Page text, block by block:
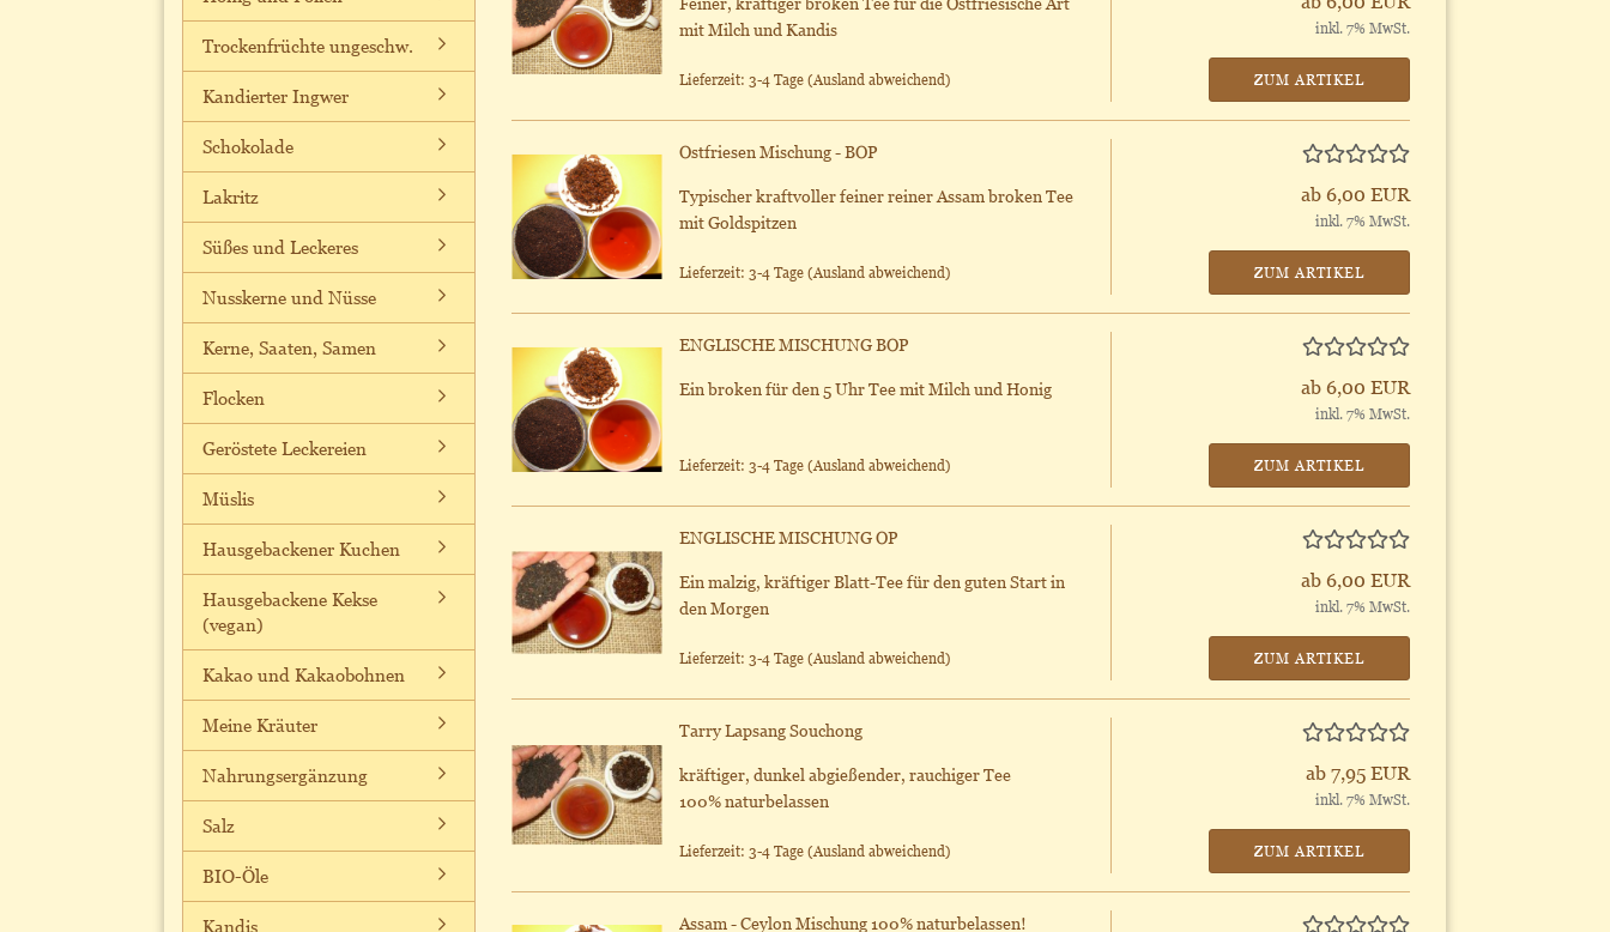
mit Milch und Kandis
Lieferzeit: 3-4 Tage (Ausland abweichend)
inkl. 7% MwSt.
ZUM ARTIKEL
Ostfriesen Mischung - BOP
Typischer kraftvoller feiner reiner Assam broken Tee
mit Goldspitzen
Lieferzeit: 3-4 Tage (Ausland abweichend)
ab 6,00 EUR
inkl. 7% MwSt.
ZUM ARTIKEL
ENGLISCHE MISCHUNG BOP
Ein broken für den 5 Uhr Tee mit Milch und Honig
Lieferzeit: 3-4 Tage (Ausland abweichend)
ab 6,00 EUR
inkl. 7% MwSt.
ZUM ARTIKEL
ENGLISCHE MISCHUNG OP
Ein malzig, kräftiger Blatt-Tee für den guten Start in
den Morgen
Lieferzeit: 3-4 Tage (Ausland abweichend)
ab 6,00 EUR
inkl. 7% MwSt.
ZUM ARTIKEL
Tarry Lapsang Souchong
kräftiger, dunkel abgießender, rauchiger Tee
100% naturbelassen
Lieferzeit: 3-4 Tage (Ausland abweichend)
ab 7,95 EUR
inkl. 7% MwSt.
ZUM ARTIKEL
Assam - Ceylon Mischung 100% naturbelassen!
Trockenfrüchte ungeschw.
Kandierter Ingwer
Schokolade
Lakritz
Süßes und Leckeres
Nusskerne und Nüsse
Kerne, Saaten, Samen
Flocken
Geröstete Leckereien
Müslis
Hausgebackener Kuchen
Hausgebackene Kekse
(vegan)
Kakao und Kakaobohnen
Meine Kräuter
Nahrungsergänzung
Salz
BIO-Öle
Kandis